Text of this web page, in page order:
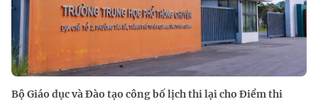
Bộ Giáo dục và Đào tạo công bố lịch thi lại cho Điểm thi